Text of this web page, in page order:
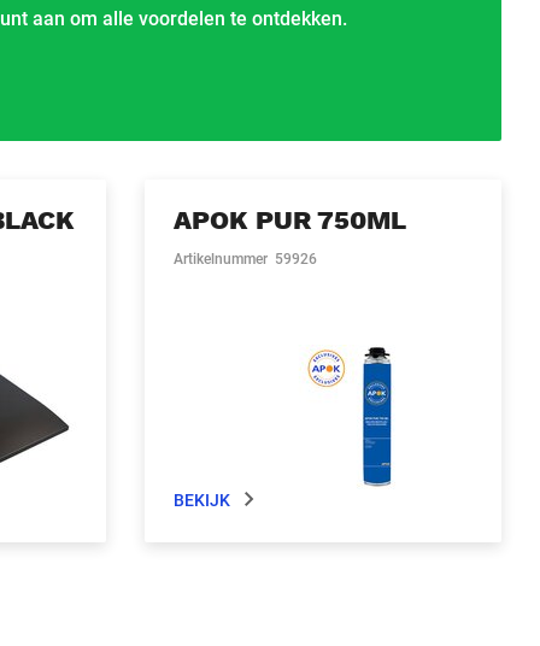
APOK PUR 750ML
Artikelnummer 59926
BEKIJK
aan om alle voordelen te ontdekken.